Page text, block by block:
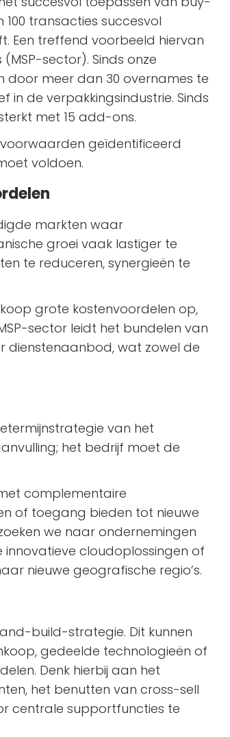
transacties succesvol
Een treffend voorbeeld hiervan
sector). Sinds onze
door meer dan 30 overnames te
in de verpakkingsindustrie. Sinds
met 15 add-ons.
geïdentificeerd
voldoen.
markten waar
groei vaak lastiger te
te reduceren, synergieën te
grote kostenvoordelen op,
sector leidt het bundelen van
dienstenaanbod, wat zowel de
van het
het bedrijf moet de
complementaire
of toegang bieden tot nieuwe
we naar ondernemingen
cloudoplossingen of
nieuwe geografische regio’s.
build-strategie. Dit kunnen
gedeelde technologieën of
Denk hierbij aan het
het benutten van cross-sell
centrale supportfuncties te